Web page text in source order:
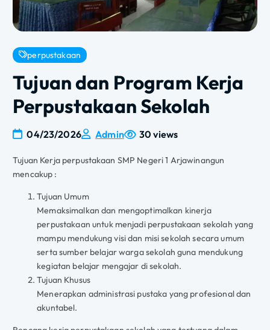
perpustakaan
Tujuan dan Program Kerja
Perpustakaan Sekolah
04/23/2026 Admin 30 views
Tujuan Kerja perpustakaan SMP Negeri 1 Arjawinangun
mencakup :
Tujuan Umum
Memaksimalkan dan mengoptimalkan kinerja
perpustakaan untuk menjadi perpustakaan sekolah yang
mampu mendukung visi dan misi sekolah secara umum
serta sumber belajar warga sekolah guna mendukung
kegiatan belajar mengajar di sekolah.
Tujuan Khusus
Menerapkan administrasi pustaka yang profesional dan
akuntabel.